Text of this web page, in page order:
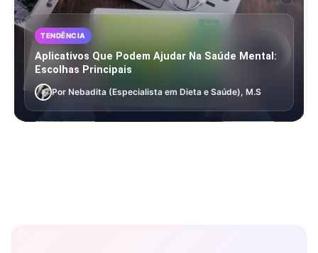
TENDÊNCIA
Aplicativos Que Podem Ajudar Na Saúde Mental:
Escolhas Principais
Por Nebadita (Especialista em Dieta e Saúde), M.S